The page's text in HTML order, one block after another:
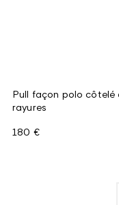
Pull façon polo côtelé
rayures
180 €